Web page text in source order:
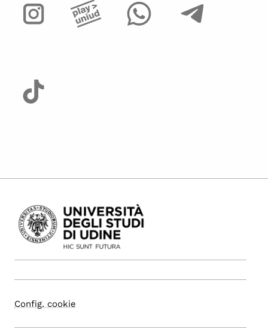
Config. cookie